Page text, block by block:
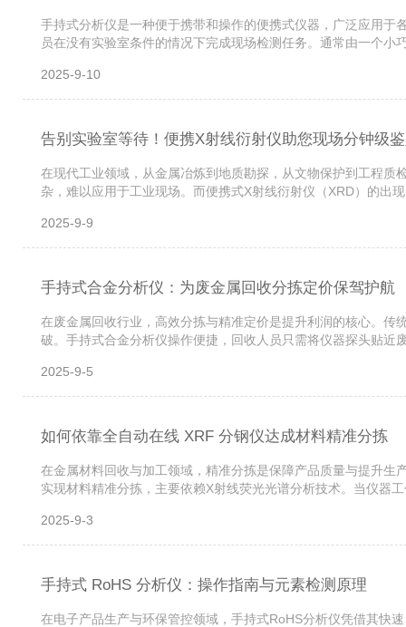
手持式分析仪是一种便于携带和操作的便携式仪器，广泛应用
员在没有实验室条件的情况下完成现场检测任务。通常由一个
2025-9-10
告别实验室等待！便携X射线衍射仪助您现场分钟级
在现代工业领域，从金属冶炼到地质勘探，从文物保护到工程
杂，难以应用于工业现场。而便携式X射线衍射仪（XRD）的出
2025-9-9
手持式合金分析仪：为废金属回收分拣定价保驾护航
在废金属回收行业，高效分拣与精准定价是提升利润的核心。
破。手持式合金分析仪操作便捷，回收人员只需将仪器探头贴
2025-9-5
如何依靠全自动在线 XRF 分钢仪达成材料精准分拣
在金属材料回收与加工领域，精准分拣是保障产品质量与提升
实现材料精准分拣，主要依赖X射线荧光光谱分析技术。当仪器
2025-9-3
手持式 RoHS 分析仪：操作指南与元素检测原理
在电子产品生产与环保管控领域，手持式RoHS分析仪凭借其快